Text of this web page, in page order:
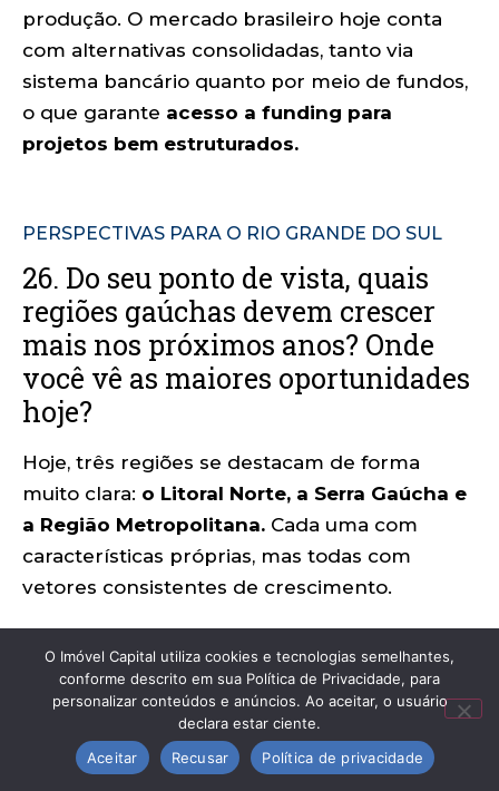
produção. O mercado brasileiro hoje conta
com alternativas consolidadas, tanto via
sistema bancário quanto por meio de fundos,
o que garante acesso a funding para
projetos bem estruturados.
PERSPECTIVAS PARA O RIO GRANDE DO SUL
26. Do seu ponto de vista, quais
regiões gaúchas devem crescer
mais nos próximos anos? Onde
você vê as maiores oportunidades
hoje?
Hoje, três regiões se destacam de forma
muito clara: o Litoral Norte, a Serra Gaúcha e
a Região Metropolitana. Cada uma com
características próprias, mas todas com
vetores consistentes de crescimento.
27. Existe potencial de
valorização semelhante ao de
Santa Catarina?
O Imóvel Capital utiliza cookies e tecnologias semelhantes,
conforme descrito em sua Política de Privacidade, para
personalizar conteúdos e anúncios. Ao aceitar, o usuário
declara estar ciente.
Aceitar
Recusar Política de privacidade